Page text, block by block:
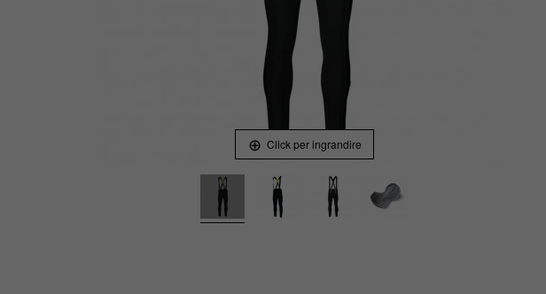
Click per ingrandire